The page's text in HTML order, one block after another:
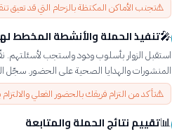
⚠️تجنب الأماكن المكتظة بالزحام التي قد تعيق
🎤تنفيذ الحملة والأنشطة المخطط
استقبل الزوار بأسلوب ودود واستجب
المنشورات والهدايا الصحية على الحضور. سجّل
⚠️تأكد من التزام فريقك بالحضور الفعلي
📊تقييم نتائج الحملة والمتابعة